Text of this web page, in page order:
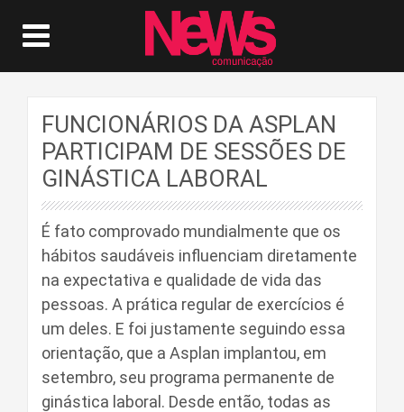
FUNCIONÁRIOS DA ASPLAN
PARTICIPAM DE SESSÕES DE
GINÁSTICA LABORAL
É fato comprovado mundialmente que os
hábitos saudáveis influenciam diretamente
na expectativa e qualidade de vida das
pessoas. A prática regular de exercícios é
um deles. E foi justamente seguindo essa
orientação, que a Asplan implantou, em
setembro, seu programa permanente de
ginástica laboral. Desde então, todas as